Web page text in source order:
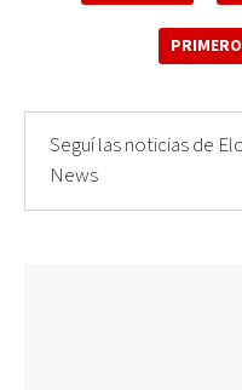
Seguí las noticias de
News